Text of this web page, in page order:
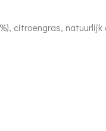
citroengras,